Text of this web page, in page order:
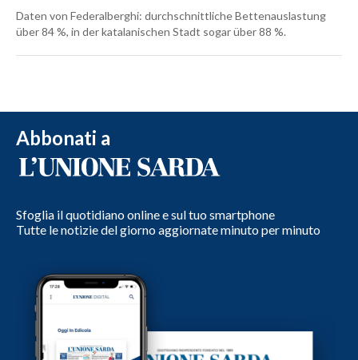
Daten von Federalberghi: durchschnittliche Bettenauslastung
über 84 %, in der katalanischen Stadt sogar über 88 %.
Abbonati a
Sfoglia il quotidiano online e sul tuo smartphone
Tutte le notizie del giorno aggiornate minuto per minuto